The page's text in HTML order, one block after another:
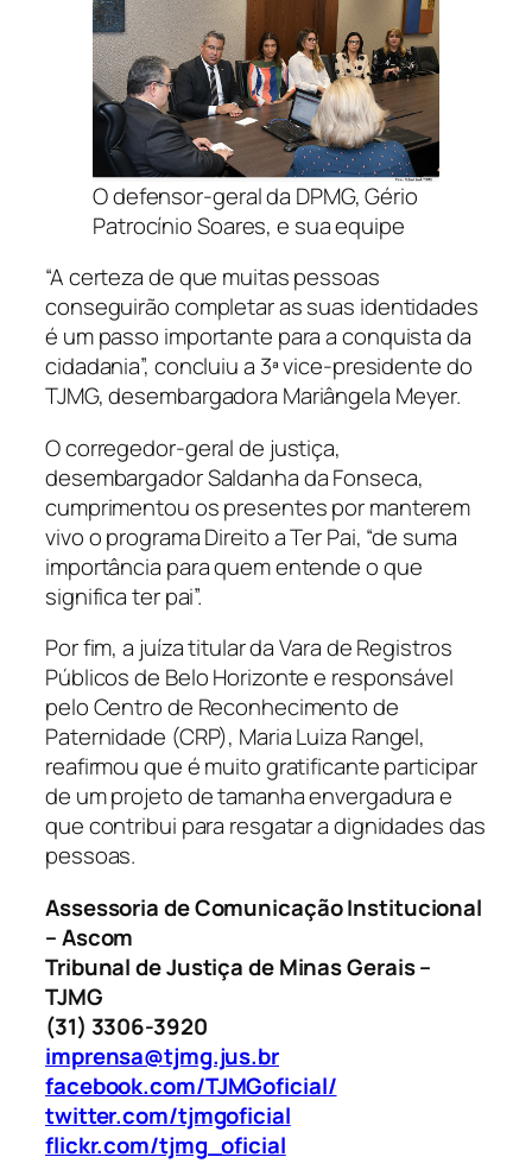
O defensor-geral da DPMG, Gério
Patrocínio Soares, e sua equipe
“A certeza de que muitas pessoas
conseguirão completar as suas identidades
é um passo importante para a conquista da
cidadania”, concluiu a 3ª vice-presidente do
TJMG, desembargadora Mariângela Meyer.
O corregedor-geral de justiça,
desembargador Saldanha da Fonseca,
cumprimentou os presentes por manterem
vivo o programa Direito a Ter Pai, “de suma
importância para quem entende o que
significa ter pai”.
Por fim, a juíza titular da Vara de Registros
Públicos de Belo Horizonte e responsável
pelo Centro de Reconhecimento de
Paternidade (CRP), Maria Luiza Rangel,
reafirmou que é muito gratificante participar
de um projeto de tamanha envergadura e
que contribui para resgatar a dignidades das
pessoas.
Assessoria de Comunicação Institucional
– Ascom
Tribunal de Justiça de Minas Gerais –
TJMG
(31) 3306-3920
imprensa@tjmg.jus.br
facebook.com/TJMGoficial/
twitter.com/tjmgoficial
flickr.com/tjmg_oficial